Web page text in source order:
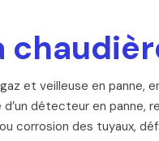
et veilleuse en panne,
détecteur en
corrosion des tuyaux,